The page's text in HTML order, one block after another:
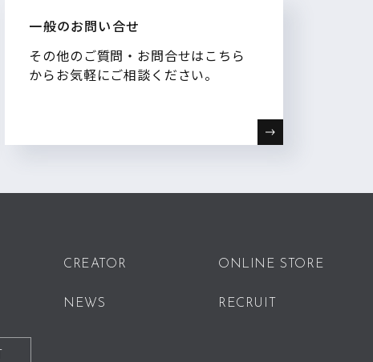
一般のお問い合せ
その他のご質問・お問合せはこちら
からお気軽にご相談ください。
CREATOR ONLINE STORE
NEWS RECRUIT